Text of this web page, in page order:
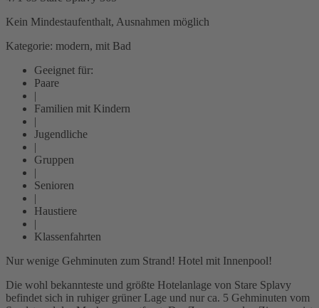
Kein Mindestaufenthalt, Ausnahmen möglich
Kategorie: modern, mit Bad
Geeignet für:
Paare
|
Familien mit Kindern
|
Jugendliche
|
Gruppen
|
Senioren
|
Haustiere
|
Klassenfahrten
Nur wenige Gehminuten zum Strand! Hotel mit Innenpool!
Die wohl bekannteste und größte Hotelanlage von Stare Splavy
befindet sich in ruhiger grüner Lage und nur ca. 5 Gehminuten vom